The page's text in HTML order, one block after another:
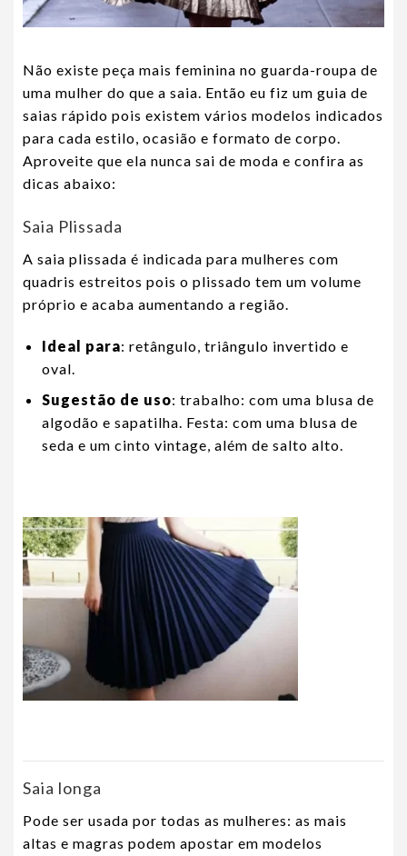
Não existe peça mais feminina no guarda-roupa de
uma mulher do que a saia. Então eu fiz um guia de
saias rápido pois existem vários modelos indicados
para cada estilo, ocasião e formato de corpo.
Aproveite que ela nunca sai de moda e confira as
dicas abaixo:
Saia Plissada
A saia plissada é indicada para mulheres com
quadris estreitos pois o plissado tem um volume
próprio e acaba aumentando a região.
Ideal para: retângulo, triângulo invertido e
oval.
Sugestão de uso: trabalho: com uma blusa de
algodão e sapatilha. Festa: com uma blusa de
seda e um cinto vintage, além de salto alto.
Saia longa
Pode ser usada por todas as mulheres: as mais
altas e magras podem apostar em modelos